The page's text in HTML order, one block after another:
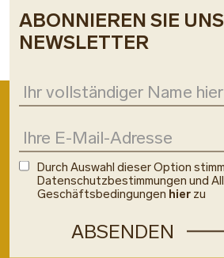
ABONNIEREN SIE
NEWSLETTER
Durch Auswahl dieser Option
Datenschutzbestimmungen und
Geschäftsbedingungen hier zu